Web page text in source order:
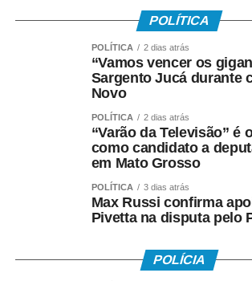
Completando a pauta, será apreciado o
, de autoria da vereadora
Barros, que institui o Programa de
Espectro Autista (TEA) e outras
As matérias estão relacionadas para
sessão ordinária. A Ordem do Dia foi
Gabinete da Presidência em 7 de agosto
assinada pelo presidente da Câmara
Rosemary Souza Prado.
POLÍTICA
POLÍTICA 2 dias atrás
“Vamos vencer os
Sargento Jucá durante
Novo
POLÍTICA 2 dias atrás
“Varão da Televisão” é
como candidato a
em Mato Grosso
POLÍTICA 3 dias atrás
Max Russi confirma
Pivetta na disputa pelo
POLÍCIA